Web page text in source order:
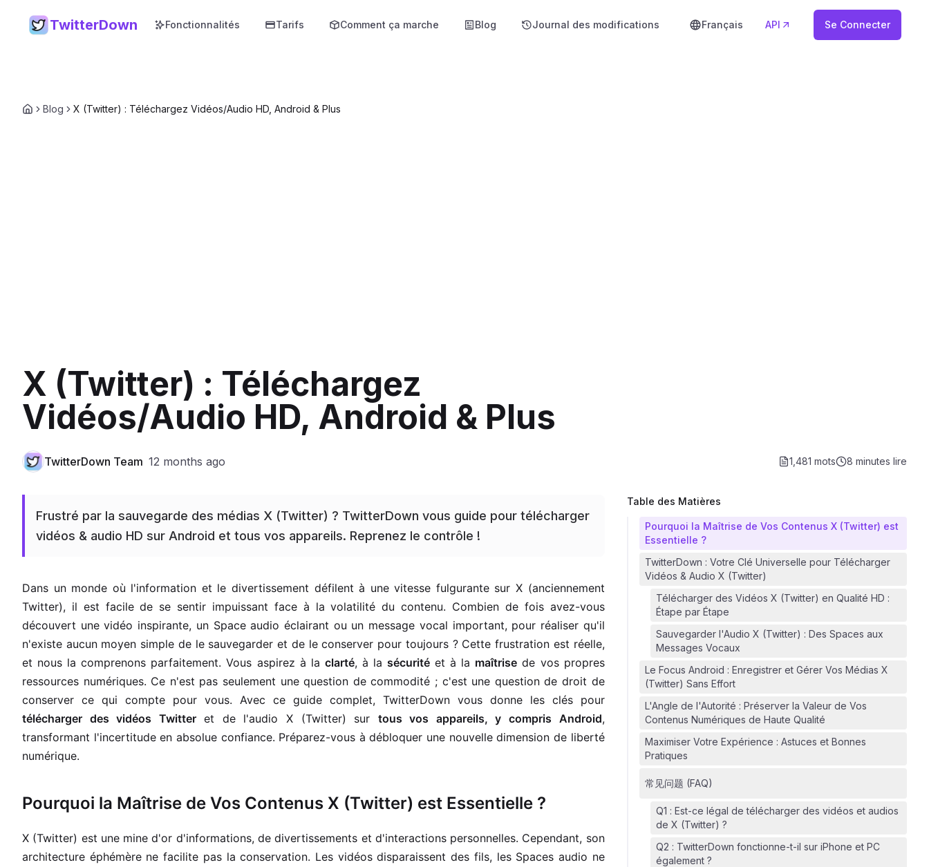
TwitterDown Fonctionnalités Tarifs Comment ça marche Blog Journal des modifications Français API Se Connecter
Blog X (Twitter) : Téléchargez Vidéos/Audio HD, Android & Plus
X (Twitter) : Téléchargez
Vidéos/Audio HD, Android & Plus
TwitterDown Team 12 months ago 1,481 mots 8 minutes lire
Frustré par la sauvegarde des médias X (Twitter) ? TwitterDown vous guide pour télécharger
vidéos & audio HD sur Android et tous vos appareils. Reprenez le contrôle !
Dans un monde où l'information et le divertissement défilent à une vitesse fulgurante sur X (anciennement
Twitter), il est facile de se sentir impuissant face à la volatilité du contenu. Combien de fois avez-vous
découvert une vidéo inspirante, un Space audio éclairant ou un message vocal important, pour réaliser qu'il
n'existe aucun moyen simple de le sauvegarder et de le conserver pour toujours ? Cette frustration est réelle,
et nous la comprenons parfaitement. Vous aspirez à la clarté, à lasécurité et à la maîtrise de vos propres
ressources numériques. Ce n'est pas seulement une question de commodité ; c'est une question de droit de
conserver ce qui compte pour vous. Avec ce guide complet, TwitterDown vous donne les clés pour
télécharger des vidéos Twitteret de l'audio X (Twitter) sur tous vos appareils, y compris Android,
transformant l'incertitude en absolue confiance. Préparez-vous à débloquer une nouvelle dimension de liberté
numérique.
Pourquoi la Maîtrise de Vos Contenus X (Twitter) est Essentielle ?
X (Twitter) est une mine d'or d'informations, de divertissements et d'interactions personnelles. Cependant, son
architecture éphémère ne facilite pas la conservation. Les vidéos disparaissent des fils, les Spaces audio ne
Table des Matières
Pourquoi la Maîtrise de Vos Contenus X (Twitter) est
Essentielle ?
TwitterDown : Votre Clé Universelle pour Télécharger
Vidéos & Audio X (Twitter)
Télécharger des Vidéos X (Twitter) en Qualité HD :
Étape par Étape
Sauvegarder l'Audio X (Twitter) : Des Spaces aux
Messages Vocaux
Le Focus Android : Enregistrer et Gérer Vos Médias X
(Twitter) Sans Effort
L'Angle de l'Autorité : Préserver la Valeur de Vos
Contenus Numériques de Haute Qualité
Maximiser Votre Expérience : Astuces et Bonnes
Pratiques
常见问题 (FAQ)
Q1 : Est-ce légal de télécharger des vidéos et audios
de X (Twitter) ?
Q2 : TwitterDown fonctionne-t-il sur iPhone et PC
également ?